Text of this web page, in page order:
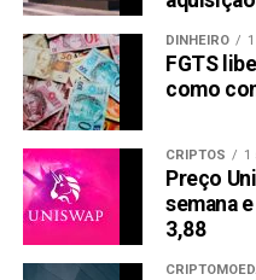
descentralizada, unindo os
integrações de metaverso
Esses reinos virtuais
ecossistema, servindo
para ativos de jogo,
digitais.
Com sua pré-venda
criptomoedas,
DINHEIRO
FGTS
como
CRIPTOS 1
Preço
semana
3,88